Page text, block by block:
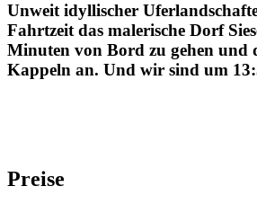
Unweit idyllischer
Fahrtzeit das malerische Dorf
Minuten von Bord zu gehen und
Kappeln an. Und wir sind um
Preise